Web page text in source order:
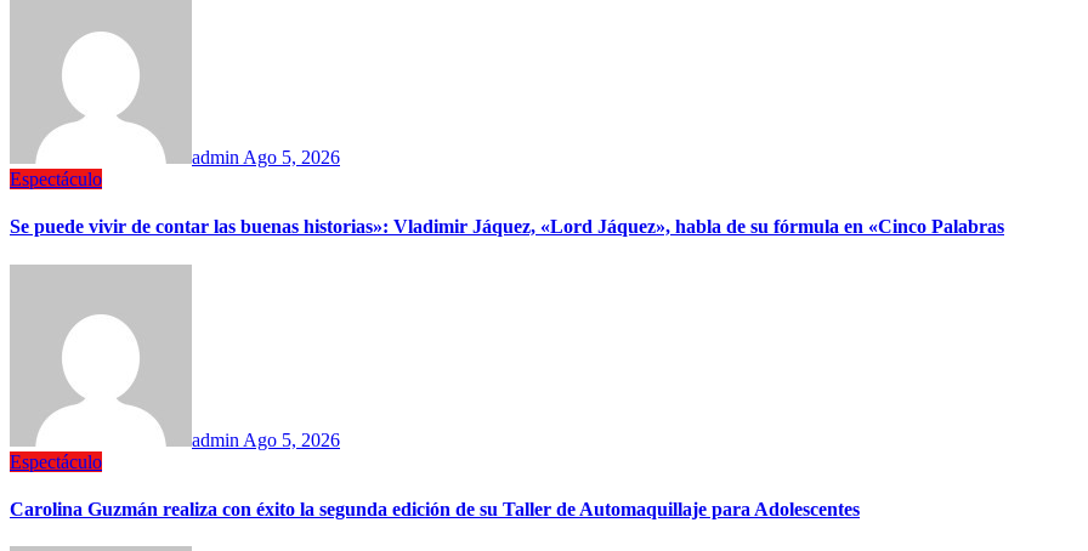
admin Ago 5, 2026
Espectáculo
Se puede vivir de contar las buenas historias»: Vladimir Jáquez, «Lord Jáquez», habla de su fórmula en «Cinco Palabras
admin Ago 5, 2026
Espectáculo
Carolina Guzmán realiza con éxito la segunda edición de su Taller de Automaquillaje para Adolescentes